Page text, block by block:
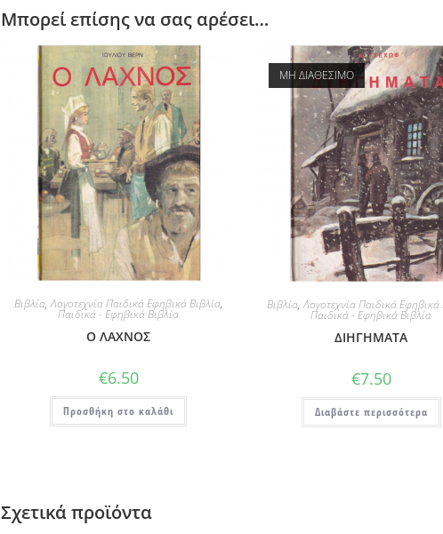
Μπορεί επίσης να σας αρέσει…
Βιβλία,Λογοτεχνία Παιδικά Εφηβικά Βιβλία,
Παιδικά - Εφηβικά Βιβλία
Ο ΛΑΧΝΟΣ
€6.50
Προσθήκη στο καλάθι
ΜΗ ΔΙΑΘΕΣΙΜΟ
Βιβλία,Λογοτεχνία Παιδικά Εφηβικά
Παιδικά - Εφηβικά Βιβλία
ΔΙΗΓΗΜΑΤΑ
€7.50
Διαβάστε περισσότερα
Σχετικά προϊόντα